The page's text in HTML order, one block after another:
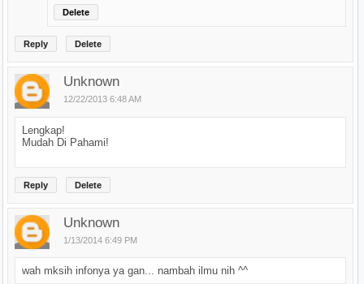
Delete
Reply Delete
Unknown
12/22/2013 6:48 AM
Lengkap!
Mudah Di Pahami!
Reply Delete
Unknown
1/13/2014 6:49 PM
wah mksih infonya ya gan... nambah ilmu nih ^^